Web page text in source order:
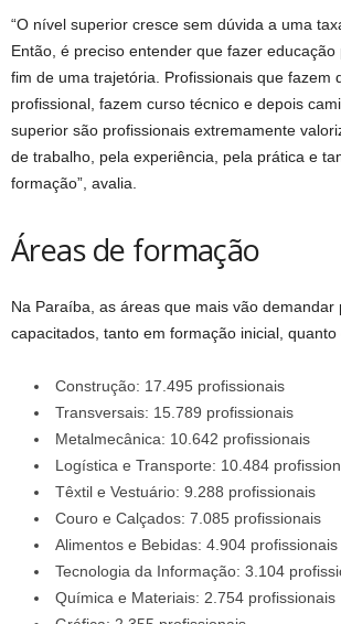
“O nível superior cresce sem dúvida a uma
Então, é preciso entender que fazer
fim de uma trajetória. Profissionais que fazem
profissional, fazem curso técnico e depois
superior são profissionais extremamente
de trabalho, pela experiência, pela prática e
formação”, avalia.
Áreas de formação
Na Paraíba, as áreas que mais vão demandar
capacitados, tanto em formação inicial,
Construção: 17.495 profissionais
Transversais: 15.789 profissionais
Metalmecânica: 10.642 profissionais
Logística e Transporte: 10.484
Têxtil e Vestuário: 9.288 profissionais
Couro e Calçados: 7.085 profissionais
Alimentos e Bebidas: 4.904 profissionais
Tecnologia da Informação: 3.104
Química e Materiais: 2.754 profissionais